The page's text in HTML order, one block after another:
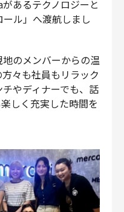
あるテクノロジーと
ル」へ渡航しまし
のメンバーからの温
々も社員もリラック
やディナーでも、話
しく充実した時間を